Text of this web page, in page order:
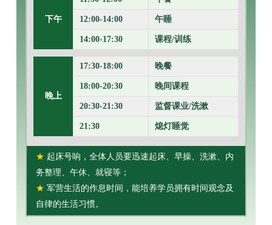
下午 12:00-14:00 午睡
14:00-17:30 课程/训练
晚上
17:30-18:00 晚餐
18:00-20:30 晚间课程
20:30-21:30 监督课业/洗漱
21:30 熄灯睡觉
★ 起床号响，全体人员要迅速起床、早操、洗漱、内
务整理、午休、就寝等；
★ 军营生活的作息时间，能培养学员拥有时间观念及
自律的生活习惯。